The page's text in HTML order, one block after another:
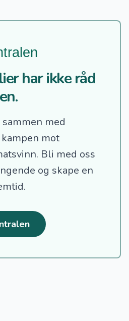
har ikke råd
med
mot
Bli med oss
og skape en